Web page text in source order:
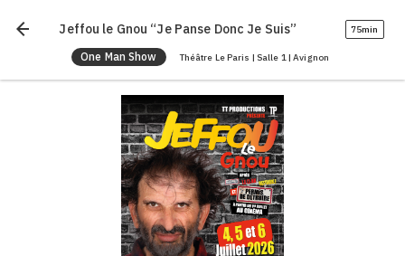
arrow_back Jeffou le Gnou “Je Panse Donc Je Suis” 75min
One Man Show Théâtre Le Paris | Salle 1 | Avignon